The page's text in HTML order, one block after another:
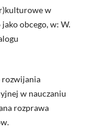
w
obcego, w: W.
rozwijania
w nauczaniu
rozprawa